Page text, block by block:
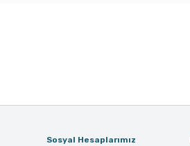
Sosyal Hesaplarımız